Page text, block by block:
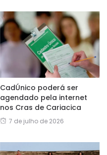
CadÚnico poderá ser
agendado pela internet
nos Cras de Cariacica
7 de julho de 2026